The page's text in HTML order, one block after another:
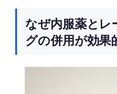
なぜ内服薬とレ
グの併用が効果